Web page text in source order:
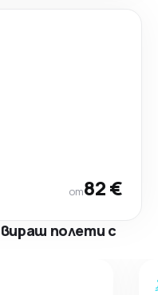
от82 €
полети с